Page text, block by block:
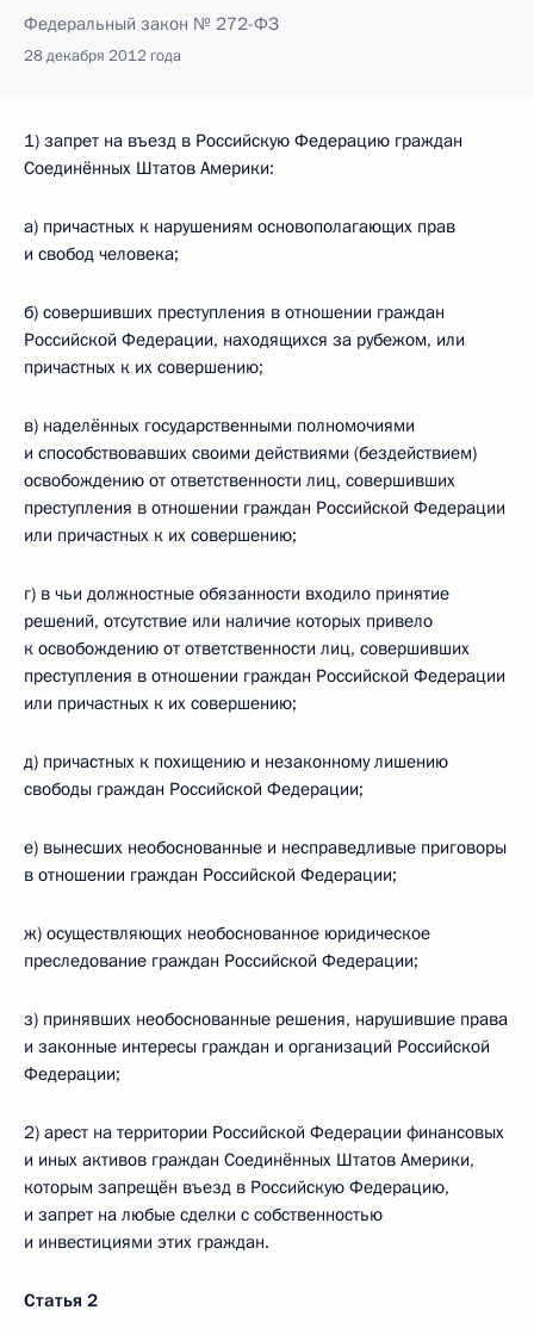
Федеральный закон № 272-ФЗ
28 декабря 2012 года
1) запрет на въезд в Российскую Федерацию граждан
Соединённых Штатов Америки:
а) причастных к нарушениям основополагающих прав
и свобод человека;
б) совершивших преступления в отношении граждан
Российской Федерации, находящихся за рубежом, или
причастных к их совершению;
в) наделённых государственными полномочиями
и способствовавших своими действиями (бездействием)
освобождению от ответственности лиц, совершивших
преступления в отношении граждан Российской Федерации
или причастных к их совершению;
г) в чьи должностные обязанности входило принятие
решений, отсутствие или наличие которых привело
к освобождению от ответственности лиц, совершивших
преступления в отношении граждан Российской Федерации
или причастных к их совершению;
д) причастных к похищению и незаконному лишению
свободы граждан Российской Федерации;
е) вынесших необоснованные и несправедливые приговоры
в отношении граждан Российской Федерации;
ж) осуществляющих необоснованное юридическое
преследование граждан Российской Федерации;
з) принявших необоснованные решения, нарушившие права
и законные интересы граждан и организаций Российской
Федерации;
2) арест на территории Российской Федерации финансовых
и иных активов граждан Соединённых Штатов Америки,
которым запрещён въезд в Российскую Федерацию,
и запрет на любые сделки с собственностью
и инвестициями этих граждан.
Статья 2